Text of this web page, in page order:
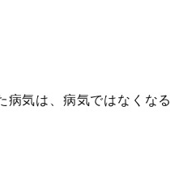
病気は、病気ではなくなる